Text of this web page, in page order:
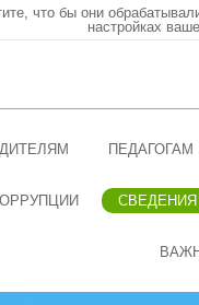
что бы они
настройках
ПЕДАГОГАМ